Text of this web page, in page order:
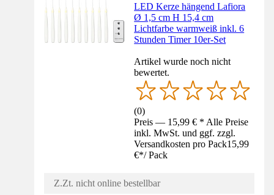
LED Kerze hängend Lafiora
Ø 1,5 cm H 15,4 cm
Lichtfarbe warmweiß inkl. 6
Stunden Timer 10er-Set
Artikel wurde noch nicht
bewertet.
(0)
Preis — 15,99 € * Alle Preise
inkl. MwSt. und ggf. zzgl.
Versandkosten pro Pack15,99
€*/ Pack
Z.Zt. nicht online bestellbar